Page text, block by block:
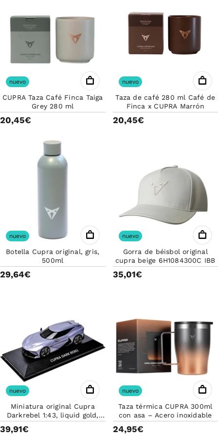
CUPRA Taza Café Finca Taiga
Grey 280 ml
20,45€
nuevo
Taza de café 280 ml Café de
Finca x CUPRA Marrón
20,45€
nuevo
Botella Cupra original, gris,
500ml
29,64€
nuevo
Gorra de béisbol original
cupra beige 6H1084300C IBB
35,01€
nuevo
Miniatura original Cupra
Darkrebel 1:43, liquid gold,
5FF099300A
39,91€
nuevo
Taza térmica CUPRA 300ml
con asa – Acero inoxidable
24,95€
nuevo